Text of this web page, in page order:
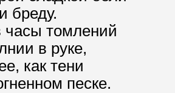
бреду.
часы томлений
в руке,
как тени
песке.